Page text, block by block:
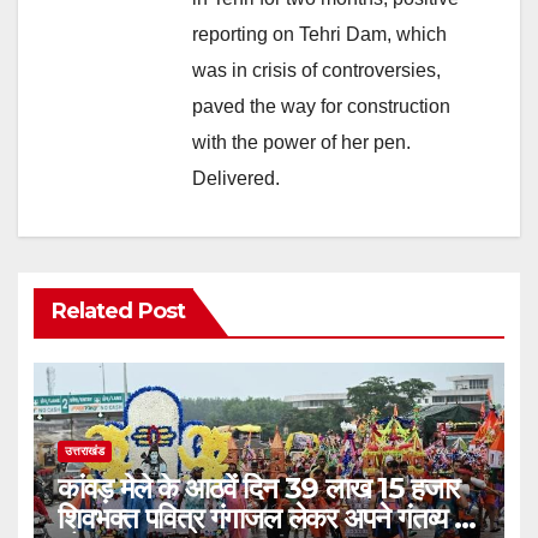
reporting on Tehri Dam, which
was in crisis of controversies,
paved the way for construction
with the power of her pen.
Delivered.
Related Post
उत्तराखंड
कांवड़ मेले के आठवें दिन 39 लाख 15 हजार
शिवभक्त पवित्र गंगाजल लेकर अपने गंतव्य की